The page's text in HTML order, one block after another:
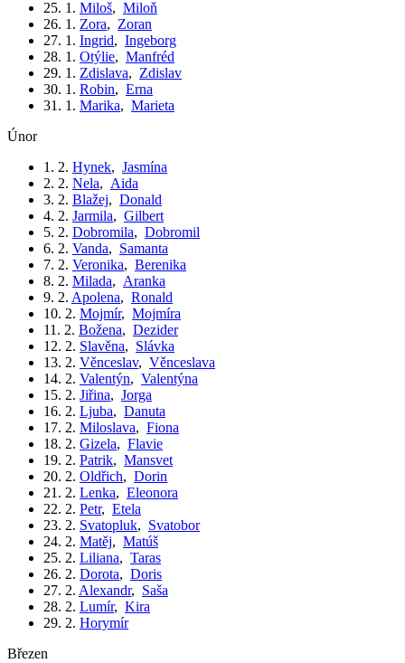
25. 1. Miloš, Miloň
26. 1. Zora, Zoran
27. 1. Ingrid, Ingeborg
28. 1. Otýlie, Manfréd
29. 1. Zdislava, Zdislav
30. 1. Robin, Erna
31. 1. Marika, Marieta
únor
1. 2. Hynek, Jasmína
2. 2. Nela, Aida
3. 2. Blažej, Donald
4. 2. Jarmila, Gilbert
5. 2. Dobromila, Dobromil
6. 2. Vanda, Samanta
7. 2. Veronika, Berenika
8. 2. Milada, Aranka
9. 2. Apolena, Ronald
10. 2. Mojmír, Mojmíra
11. 2. Božena, Dezider
12. 2. Slavěna, Slávka
13. 2. Věnceslav, Věnceslava
14. 2. Valentýn, Valentýna
15. 2. Jiřina, Jorga
16. 2. Ljuba, Danuta
17. 2. Miloslava, Fiona
18. 2. Gizela, Flavie
19. 2. Patrik, Mansvet
20. 2. Oldřich, Dorin
21. 2. Lenka, Eleonora
22. 2. Petr, Etela
23. 2. Svatopluk, Svatobor
24. 2. Matěj, Matúš
25. 2. Liliana, Taras
26. 2. Dorota, Doris
27. 2. Alexandr, Saša
28. 2. Lumír, Kira
29. 2. Horymír
březen